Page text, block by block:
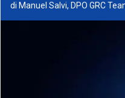
di Manuel Salvi, DPO GRC